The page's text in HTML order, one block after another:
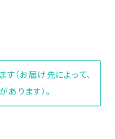
（お届け先によって、
ります）。